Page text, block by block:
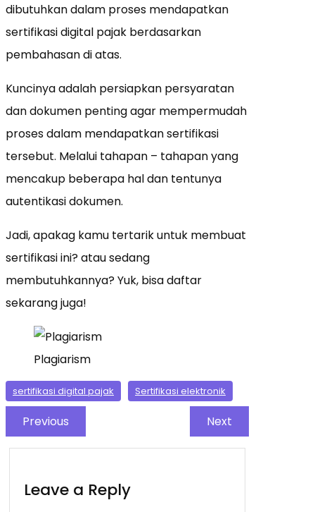
dibutuhkan dalam proses mendapatkan
sertifikasi digital pajak berdasarkan
pembahasan di atas.
Kuncinya adalah persiapkan persyaratan
dan dokumen penting agar mempermudah
proses dalam mendapatkan sertifikasi
tersebut. Melalui tahapan – tahapan yang
mencakup beberapa hal dan tentunya
autentikasi dokumen.
Jadi, apakag kamu tertarik untuk membuat
sertifikasi ini? atau sedang
membutuhkannya? Yuk, bisa daftar
sekarang juga!
Plagiarism
sertifikasi digital pajak Sertifikasi elektronik
Previous Next
Leave a Reply